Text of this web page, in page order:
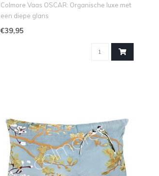
Colmore Vaas OSCAR: Organische luxe met
een diepe glans
Ontdek de Vaas OSCAR va..
€39,95